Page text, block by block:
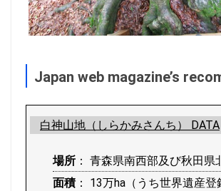
Japan web magazine’s
白神山地（しらかみさんち） DATA
場所 ： 青森県南西部及び秋田県
面積： 13万ha（うち世界遺産